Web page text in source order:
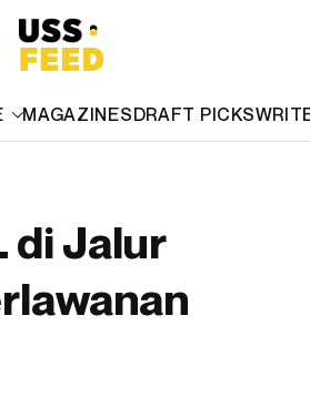
MAGAZINESDRAFT PICKS
di Jalur